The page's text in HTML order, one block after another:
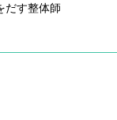
だす整体師